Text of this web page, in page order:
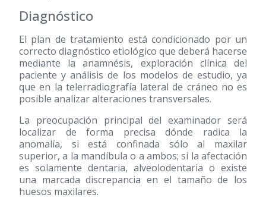
Diagnóstico
El plan de tratamiento está condicionado por un
correcto diagnóstico etiológico que deberá hacerse
mediante la anamnésis, exploración clínica del
paciente y análisis de los modelos de estudio, ya
que en la telerradiografía lateral de cráneo no es
posible analizar alteraciones transversales.
La preocupación principal del examinador será
localizar de forma precisa dónde radica la
anomalía, si está confinada sólo al maxilar
superior, a la mandíbula o a ambos; si la afectación
es solamente dentaria, alveolodentaria o existe
una marcada discrepancia en el tamaño de los
huesos maxilares.